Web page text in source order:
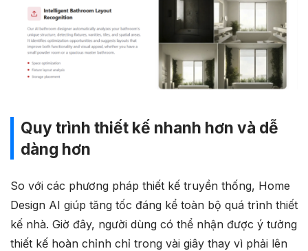
Quy trình thiết kế nhanh hơn và dễ
dàng hơn
So với các phương pháp thiết kế truyền thống, Home
Design AI giúp tăng tốc đáng kể toàn bộ quá trình thiết
kế nhà. Giờ đây, người dùng có thể nhận được ý tưởng
thiết kế hoàn chỉnh chỉ trong vài giây thay vì phải lên